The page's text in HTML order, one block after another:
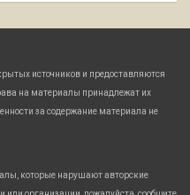
источников и предоставляются
на материалы принадлежат их
за содержание материала не
которые нарушают авторские